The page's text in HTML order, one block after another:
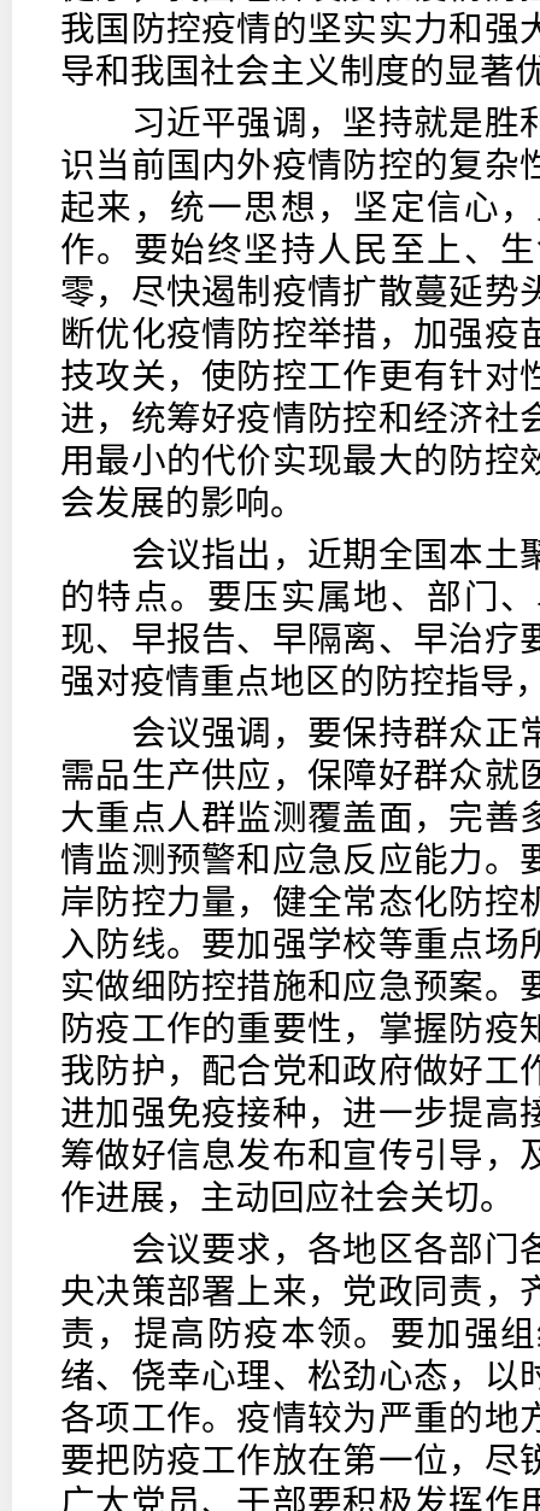
我国防控疫情的坚实实力和强
导和我国社会主义制度的显著
习近平强调，坚持就是胜
识当前国内外疫情防控的复杂
起来，统一思想，坚定信心
作。要始终坚持人民至上、
零，尽快遏制疫情扩散蔓延势
断优化疫情防控举措，加强疫
技攻关，使防控工作更有针对
进，统筹好疫情防控和经济社
用最小的代价实现最大的防控
会发展的影响。
会议指出，近期全国本土
的特点。要压实属地、部门
现、早报告、早隔离、早治疗
强对疫情重点地区的防控指导
会议强调，要保持群众正
需品生产供应，保障好群众就
大重点人群监测覆盖面，完善
情监测预警和应急反应能力。
岸防控力量，健全常态化防控
入防线。要加强学校等重点场
实做细防控措施和应急预案。
防疫工作的重要性，掌握防
我防护，配合党和政府做好工
进加强免疫接种，进一步提高
筹做好信息发布和宣传引导，
作进展，主动回应社会关切。
会议要求，各地区各部门
央决策部署上来，党政同责，
责，提高防疫本领。要加强
绪、侥幸心理、松劲心态，以
各项工作。疫情较为严重的地
要把防疫工作放在第一位，尽
广大党员、干部要积极发挥作